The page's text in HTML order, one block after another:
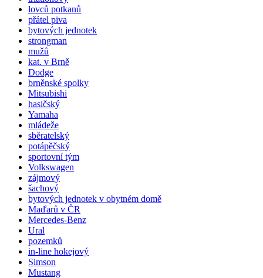
lovců potkanů
přátel piva
bytových jednotek
strongman
mužů
kat. v Brně
Dodge
brněnské spolky
Mitsubishi
hasičský
Yamaha
mládeže
sběratelský
potápěčský
sportovní tým
Volkswagen
zájmový
šachový
bytových jednotek v obytném domě
Maďarů v ČR
Mercedes-Benz
Ural
pozemků
in-line hokejový
Simson
Mustang